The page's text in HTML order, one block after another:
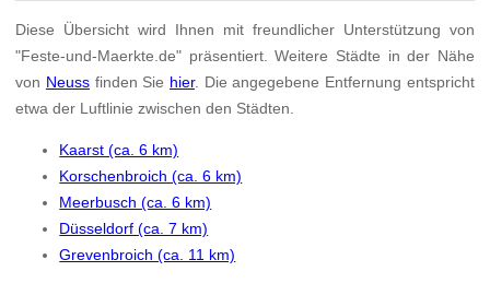
Diese Übersicht wird Ihnen mit freundlicher Unterstützung von
"Feste-und-Maerkte.de" präsentiert. Weitere Städte in der Nähe
von Neussfinden Sie hier. Die angegebene Entfernung entspricht
etwa der Luftlinie zwischen den Städten.
Kaarst (ca. 6 km)
Korschenbroich (ca. 6 km)
Meerbusch (ca. 6 km)
Düsseldorf (ca. 7 km)
Grevenbroich (ca. 11 km)